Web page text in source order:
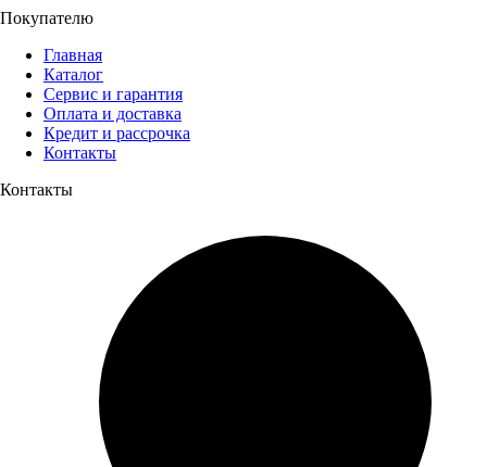
Покупателю
Главная
Каталог
Сервис и гарантия
Оплата и доставка
Кредит и рассрочка
Контакты
Контакты